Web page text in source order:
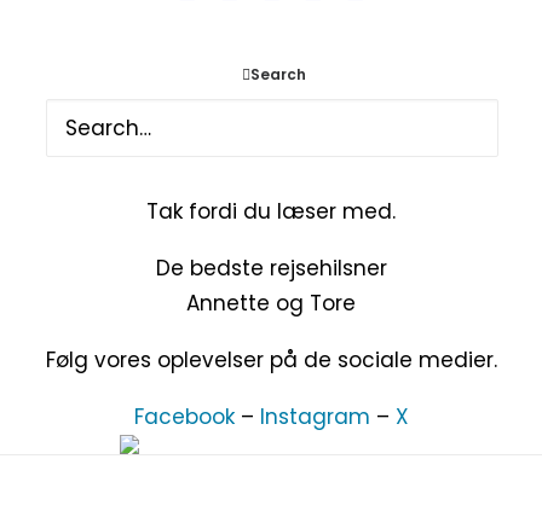
Search
og 6 kontinenter.
Tak fordi du læser med.
De bedste rejsehilsner
Annette og Tore
Følg vores oplevelser på de sociale medier.
Facebook – Instagram – X